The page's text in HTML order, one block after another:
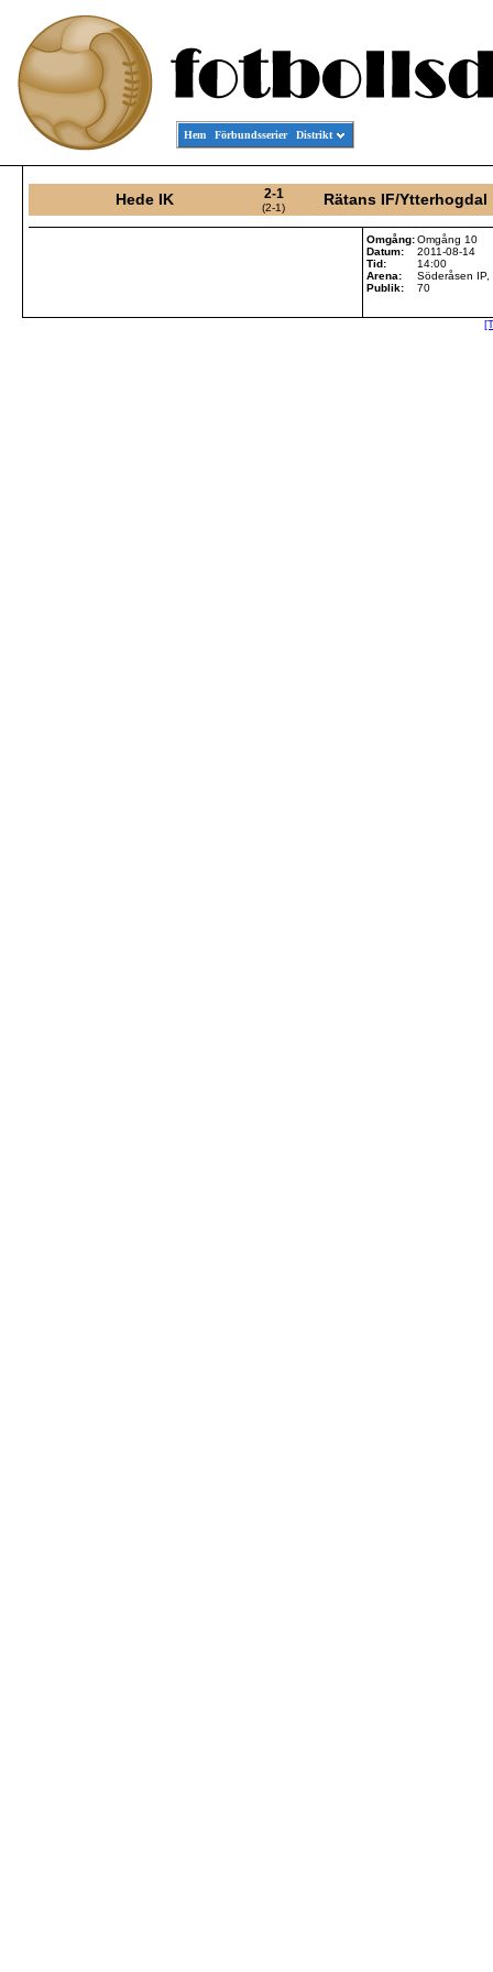
Hem Förbundsserier Distrikt
Hede IK 2-1
(2-1) Rätans IF/Ytterhogdal
Omgång:Omgång 10
Datum:
2011-08-14
Tid:
14:00
Arena:
Söderåsen IP,
Publik:
70